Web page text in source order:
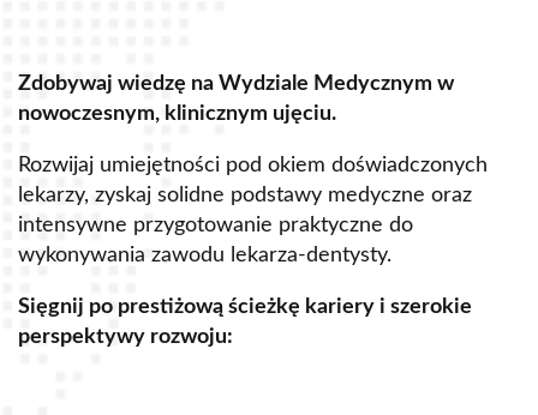
Zdobywaj wiedzę na Wydziale Medycznym w
nowoczesnym, klinicznym ujęciu.
Rozwijaj umiejętności pod okiem doświadczonych
lekarzy, zyskaj solidne podstawy medyczne oraz
intensywne przygotowanie praktyczne do
wykonywania zawodu lekarza-dentysty.
Sięgnij po prestiżową ścieżkę kariery i szerokie
perspektywy rozwoju: